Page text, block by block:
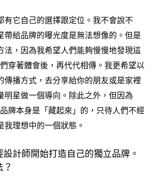
有它自己的選擇跟定位。我不會說不
帶給品牌的曝光度是無法想像的。但是
法 ， 因為我希望人們能夠慢慢地發現這
穿著體會後 ， 再代代相傳。我更希望以
傳播方式 ， 去分享給你的朋友或是家裡
明星做一個導向。除此之外 ， 但因為
牌本身是「藏起來」的 ， 只待人們不經
我理想中的一個狀態。
計師開始打造自己的獨立品牌。
？